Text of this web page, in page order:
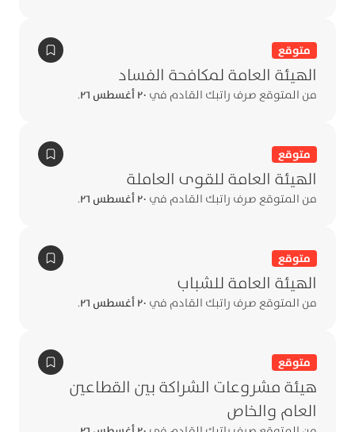
متوقع
الهيئة العامة لمكافحة الفساد
من المتوقع صرف راتبك القادم في ٢٠ أغسطس ٢٦ .
متوقع
الهيئة العامة للقوى العاملة
من المتوقع صرف راتبك القادم في ٢٠ أغسطس ٢٦ .
متوقع
الهيئة العامة للشباب
من المتوقع صرف راتبك القادم في ٢٠ أغسطس ٢٦ .
متوقع
هيئة مشروعات الشراكة بين القطاعين
العام والخاص